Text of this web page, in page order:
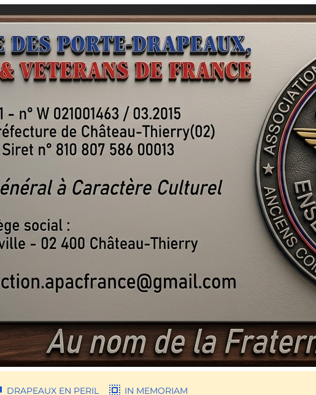
DRAPEAUX EN PERIL
IN MEMORIAM